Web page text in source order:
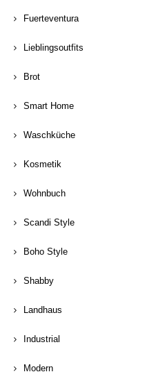
Fuerteventura
Lieblingsoutfits
Brot
Smart Home
Waschküche
Kosmetik
Wohnbuch
Scandi Style
Boho Style
Shabby
Landhaus
Industrial
Modern